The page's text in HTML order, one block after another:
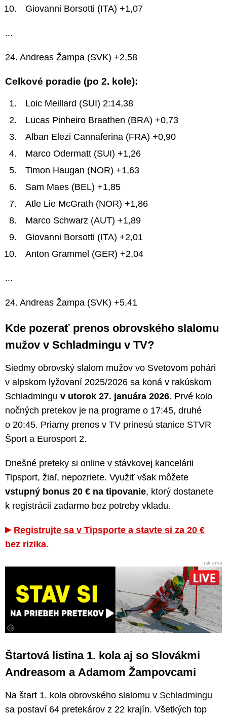
Giovanni Borsotti (ITA) +1,07
...
24. Andreas Žampa (SVK) +2,58
Celkové poradie (po 2. kole):
Loic Meillard (SUI) 2:14,38
Lucas Pinheiro Braathen (BRA) +0,73
Alban Elezi Cannaferina (FRA) +0,90
Marco Odermatt (SUI) +1,26
Timon Haugan (NOR) +1,63
Sam Maes (BEL) +1,85
Atle Lie McGrath (NOR) +1,86
Marco Schwarz (AUT) +1,89
Giovanni Borsotti (ITA) +2,01
Anton Grammel (GER) +2,04
...
24. Andreas Žampa (SVK) +5,41
Kde pozerať prenos obrovského slalomu
mužov v Schladmingu v TV?
Siedmy obrovský slalom mužov vo Svetovom pohári
v alpskom lyžovaní 2025/2026 sa koná v rakúskom
Schladmingu v utorok 27. januára 2026. Prvé kolo
nočných pretekov je na programe o 17:45, druhé
o 20:45. Priamy prenos v TV prinesú stanice STVR
Šport a Eurosport 2.
Dnešné preteky si online v stávkovej kancelárii
Tipsport, žiaľ, nepozriete. Využiť však môžete
vstupný bonus 20 € na tipovanie, ktorý dostanete
k registrácii zadarmo bez potreby vkladu.
Registrujte sa v Tipsporte a stavte si za 20 €
bez rizika.
Štartová listina 1. kola aj so Slovákmi
Andreasom a Adamom Žampovcami
Na štart 1. kola obrovského slalomu v Schladmingu
sa postaví 64 pretekárov z 22 krajín. Všetkých top